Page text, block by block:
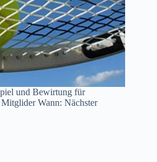
und Bewirtung für
Wann: Nächster